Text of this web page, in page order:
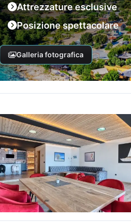
Attrezzature esclusive
Posizione spettacolare
Galleria fotografica